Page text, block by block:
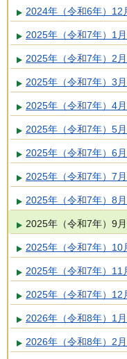
2024年（令和6年）12
2025年（令和7年）1
2025年（令和7年）2
2025年（令和7年）3
2025年（令和7年）4
2025年（令和7年）5
2025年（令和7年）6
2025年（令和7年）7
2025年（令和7年）8
2025年（令和7年）9
2025年（令和7年）10
2025年（令和7年）11
2025年（令和7年）12
2026年（令和8年）1
2026年（令和8年）2